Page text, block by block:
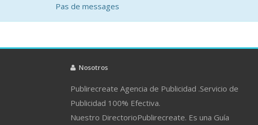
Pas de messages
Nosotros
Publirecreate Agencia de Publicidad .Servicio de
Publicidad 100% Efectiva.
Nuestro DirectorioPublirecreate. Es una Guía